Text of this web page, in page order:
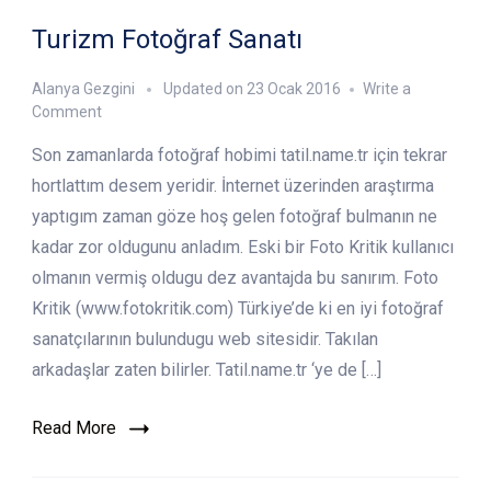
Turizm Fotoğraf Sanatı
Alanya Gezgini Updated on 23 Ocak 2016
Write a
Commenton
Fotoğraf
Sanatı
Son zamanlarda fotoğraf hobimi tatil.name.tr için tekrar
hortlattım desem yeridir. İnternet üzerinden araştırma
yaptıgım zaman göze hoş gelen fotoğraf bulmanın ne
kadar zor oldugunu anladım. Eski bir Foto Kritik kullanıcı
olmanın vermiş oldugu dez avantajda bu sanırım. Foto
Kritik (www.fotokritik.com) Türkiye’de ki en iyi fotoğraf
sanatçılarının bulundugu web sitesidir. Takılan
arkadaşlar zaten bilirler. Tatil.name.tr ‘ye de […]
Read More